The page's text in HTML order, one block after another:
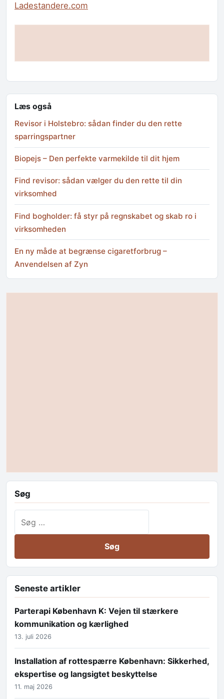
Ladestandere.com
Læs også
Revisor i Holstebro: sådan finder du den rette
sparringspartner
Biopejs – Den perfekte varmekilde til dit hjem
Find revisor: sådan vælger du den rette til din
virksomhed
Find bogholder: få styr på regnskabet og skab ro i
virksomheden
En ny måde at begrænse cigaretforbrug –
Anvendelsen af Zyn
Søg
Seneste artikler
Parterapi København K: Vejen til stærkere
kommunikation og kærlighed
13. juli 2026
Installation af rottespærre København: Sikkerhed,
ekspertise og langsigtet beskyttelse
11. maj 2026